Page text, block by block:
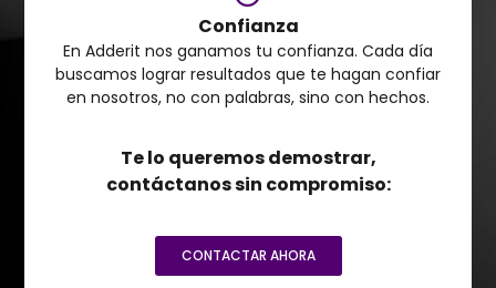
Confianza
En Adderit nos ganamos tu confianza. Cada día
buscamos lograr resultados que te hagan confiar
en nosotros, no con palabras, sino con hechos.
Te lo queremos demostrar,
contáctanos sin compromiso:
CONTACTAR AHORA